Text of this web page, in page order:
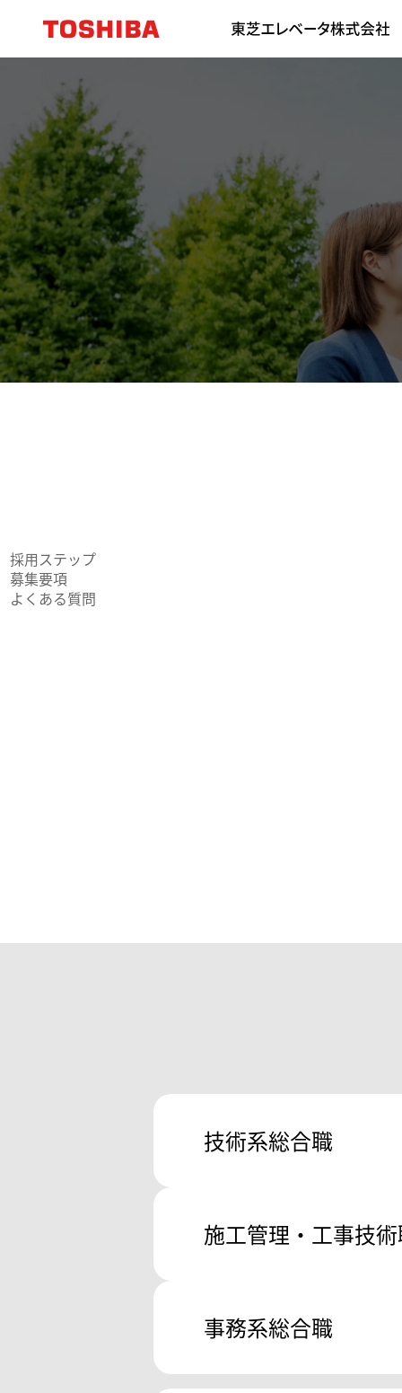
2027卒
2028卒
技
施
事
採用情報
採用ステップ
募集要項
よくある質問
技術系総合職
施工管理・工事技
事務系総合職
会社を知る